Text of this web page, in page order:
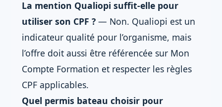
La mention Qualiopi suffit-elle pour
utiliser son CPF ? — Non. Qualiopi est un
indicateur qualité pour l’organisme, mais
l’offre doit aussi être référencée sur Mon
Compte Formation et respecter les règles
CPF applicables.
Quel permis bateau choisir pour